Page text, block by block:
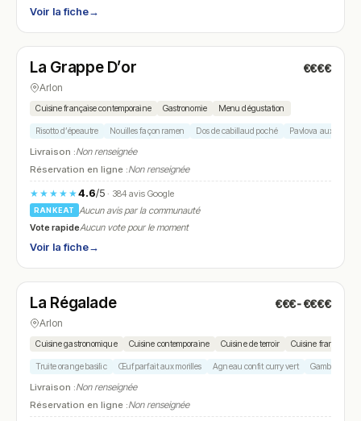
Voir la fiche→
N° 19
La Grappe D’or €€€€
Arlon
Cuisine française contemporaine Gastronomie Menu dégustation
Risotto d’épeautre Nouilles façon ramen Dos de cabillaud poché Pavlova aux fruits
Livraison :Non renseignée
Réservation en ligne :Non renseignée
★★★★★4.6/5· 384 avis Google
RANKEAT
Aucun avis par la communauté
Vote rapideAucun vote pour le moment
Voir la fiche→
N° 20
La Régalade €€€-€€€€
Arlon
Cuisine gastronomique Cuisine contemporaine Cuisine de terroir Cuisine française
Truite orange basilic Œuf parfait aux morilles Agneau confit curry vert Gambas
Livraison :Non renseignée
Réservation en ligne :Non renseignée